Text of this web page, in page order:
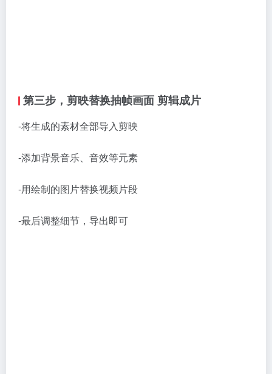
第三步，剪映替换抽帧画面 剪辑成片
-将生成的素材全部导入剪映
-添加背景音乐、音效等元素
-用绘制的图片替换视频片段
-最后调整细节，导出即可